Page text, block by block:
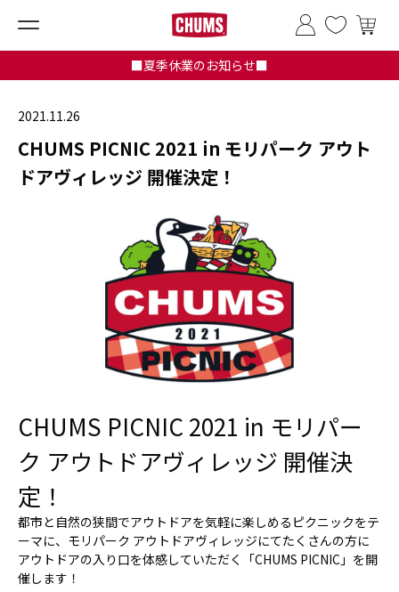
■夏季休業のお知らせ■
2021.11.26
CHUMS PICNIC 2021 in モリパーク アウト
ドアヴィレッジ 開催決定！
CHUMS PICNIC 2021 in モリパー
ク アウトドアヴィレッジ 開催決
定！
都市と自然の狭間でアウトドアを気軽に楽しめるピクニックをテ
ーマに、モリパーク アウトドアヴィレッジにてたくさんの方に
アウトドアの入り口を体感していただく「CHUMS PICNIC」を開
催します！